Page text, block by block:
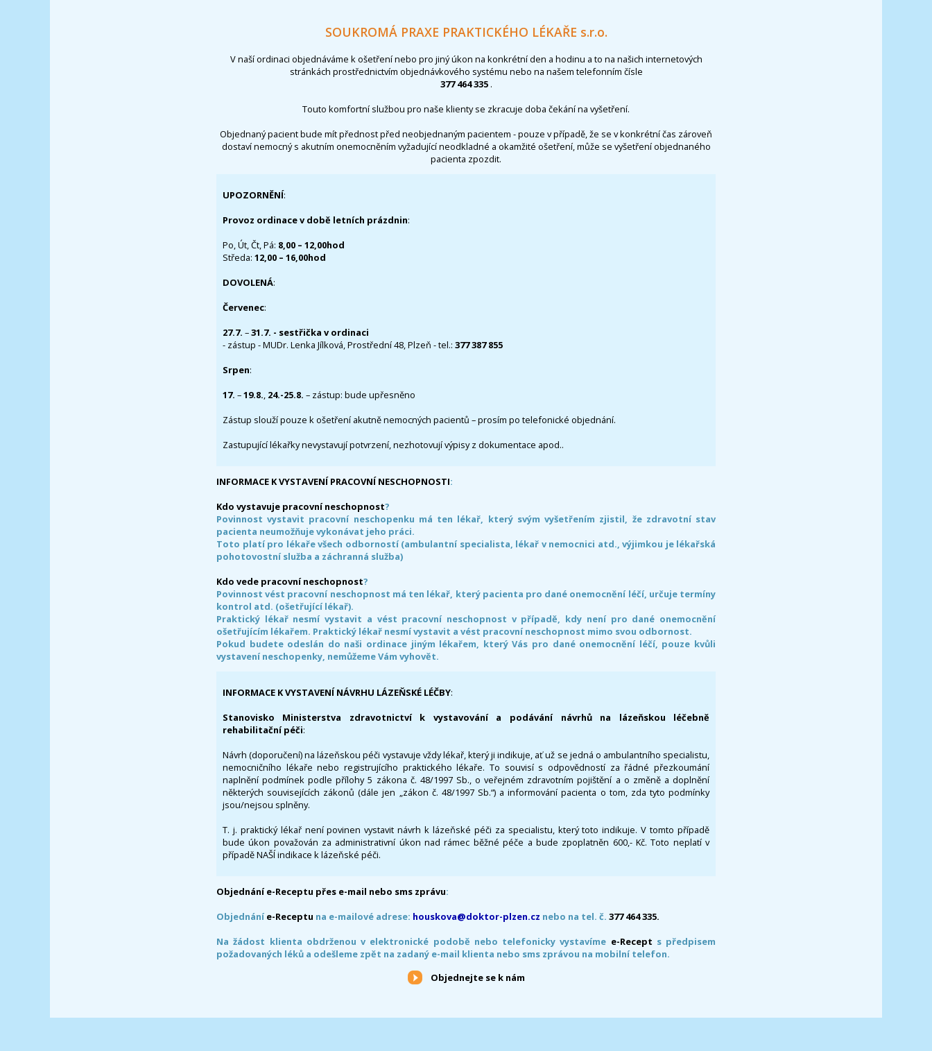
SOUKROMÁ PRAXE PRAKTICKÉHO LÉKAŘE s.r.o.
V naší ordinaci objednáváme k ošetření nebo pro jiný úkon na konkrétní den a hodinu a to na našich internetových
stránkách prostřednictvím objednávkového systému nebo na našem telefonním čísle
377 464 335 .
Touto komfortní službou pro naše klienty se zkracuje doba čekání na vyšetření.
Objednaný pacient bude mít přednost před neobjednaným pacientem - pouze v případě, že se v konkrétní čas zároveň
dostaví nemocný s akutním onemocněním vyžadující neodkladné a okamžité ošetření, může se vyšetření objednaného
pacienta zpozdit.
UPOZORNĚNÍ:
Provoz ordinace v době letních prázdnin:
Po, Út, Čt, Pá: 8,00 – 12,00hod
Středa: 12,00 – 16,00hod
DOVOLENÁ:
Červenec:
27.7. –31.7. - sestřička v ordinaci
- zástup - MUDr. Lenka Jílková, Prostřední 48, Plzeň - tel.: 377 387 855
Srpen:
17. –19.8., 24.-25.8. – zástup: bude upřesněno
Zástup slouží pouze k ošetření akutně nemocných pacientů – prosím po telefonické objednání.
Zastupující lékařky nevystavují potvrzení, nezhotovují výpisy z dokumentace apod..
INFORMACE K VYSTAVENÍ PRACOVNÍ NESCHOPNOSTI:
Kdo vystavuje pracovní neschopnost?
Povinnost vystavit pracovní neschopenku má ten lékař, který svým vyšetřením zjistil, že zdravotní stav
pacienta neumožňuje vykonávat jeho práci.
Toto platí pro lékaře všech odborností (ambulantní specialista, lékař v nemocnici atd., výjimkou je lékařská
pohotovostní služba a záchranná služba)
Kdo vede pracovní neschopnost?
Povinnost vést pracovní neschopnost má ten lékař, který pacienta pro dané onemocnění léčí, určuje termíny
kontrol atd. (ošetřující lékař).
Praktický lékař nesmí vystavit a vést pracovní neschopnost v případě, kdy není pro dané onemocnění
ošetřujícím lékařem. Praktický lékař nesmí vystavit a vést pracovní neschopnost mimo svou odbornost.
Pokud budete odeslán do naši ordinace jiným lékařem, který Vás pro dané onemocnění léčí, pouze kvůli
vystavení neschopenky, nemůžeme Vám vyhovět.
INFORMACE K VYSTAVENÍ NÁVRHU LÁZEŇSKÉ LÉČBY:
Stanovisko Ministerstva zdravotnictví k vystavování a podávání návrhů na lázeňskou léčebně
rehabilitační péči:
Návrh (doporučení) na lázeňskou péči vystavuje vždy lékař, který ji indikuje, ať už se jedná o ambulantního specialistu,
nemocničního lékaře nebo registrujícího praktického lékaře. To souvisí s odpovědností za řádné přezkoumání
naplnění podmínek podle přílohy 5 zákona č. 48/1997 Sb., o veřejném zdravotním pojištění a o změně a doplnění
některých souvisejících zákonů (dále jen „zákon č. 48/1997 Sb.“) a informování pacienta o tom, zda tyto podmínky
jsou/nejsou splněny.
T. j. praktický lékař není povinen vystavit návrh k lázeňské péči za specialistu, který toto indikuje. V tomto případě
bude úkon považován za administrativní úkon nad rámec běžné péče a bude zpoplatněn 600,- Kč. Toto neplatí v
případě NAŠÍ indikace k lázeňské péči.
Objednání e-Receptu přes e-mail nebo sms zprávu:
Objednáníe-Receptu na e-mailové adrese: houskova@doktor-plzen.cz nebo na tel. č. 377 464 335.
Na žádost klienta obdrženou v elektronické podobě nebo telefonicky vystavíme e-Recept s předpisem
požadovaných léků a odešleme zpět na zadaný e-mail klienta nebo sms zprávou na mobilní telefon.
Objednejte se k nám